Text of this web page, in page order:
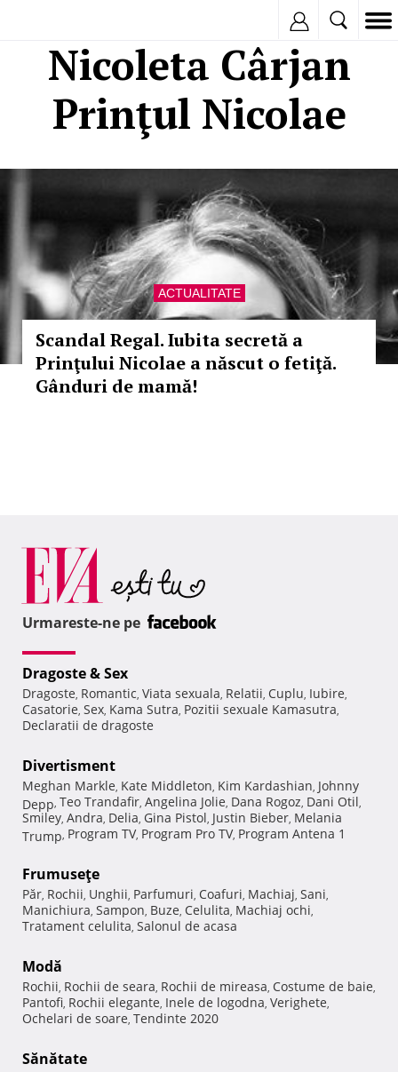
Nicoleta Cârjan
Prinţul Nicolae
ACTUALITATE
Scandal Regal. Iubita secretă a
Prinţului Nicolae a născut o fetiţă.
Gânduri de mamă!
Urmareste-ne pe
Dragoste & Sex
Dragoste, Romantic, Viata sexuala, Relatii, Cuplu, Iubire,
Casatorie, Sex, Kama Sutra, Pozitii sexuale Kamasutra,
Declaratii de dragoste
Divertisment
Meghan Markle, Kate Middleton, Kim Kardashian, Johnny
Depp, Teo Trandafir, Angelina Jolie, Dana Rogoz, Dani Otil,
Smiley, Andra, Delia, Gina Pistol, Justin Bieber, Melania
Trump, Program TV, Program Pro TV, Program Antena 1
Frumuseţe
Păr, Rochii, Unghii, Parfumuri, Coafuri, Machiaj, Sani,
Manichiura, Sampon, Buze, Celulita, Machiaj ochi,
Tratament celulita, Salonul de acasa
Modă
Rochii, Rochii de seara, Rochii de mireasa, Costume de baie,
Pantofi, Rochii elegante, Inele de logodna, Verighete,
Ochelari de soare, Tendinte 2020
Sănătate